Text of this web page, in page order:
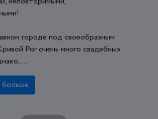
городе под своеобразным
Рог очень много свадебных
...
больше